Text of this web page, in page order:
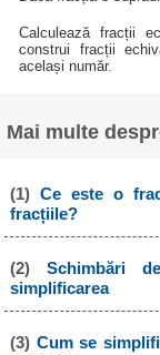
Calculează fracții
construi fracții
același număr.
Mai multe
(1) Ce este o
fracțiile?
(2) Schimbări
simplificarea
(3) Cum se